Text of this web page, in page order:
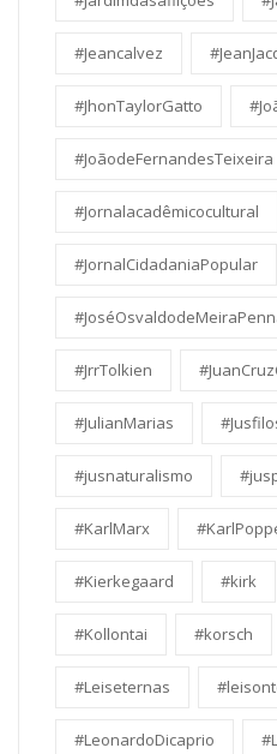
#Jeancalvez
#JhonTaylorGatto
#JoãodeFernandesTeixeira
#Jornalacadêmicocultural
#JornalCidadaniaPopular
#JrrTolkien
#JulianMarias
#jusnaturalismo
#KarlMarx
#Kierkegaard #kirk
#Kollontai #korsch
#Leiseternas
#LeonardoDicaprio